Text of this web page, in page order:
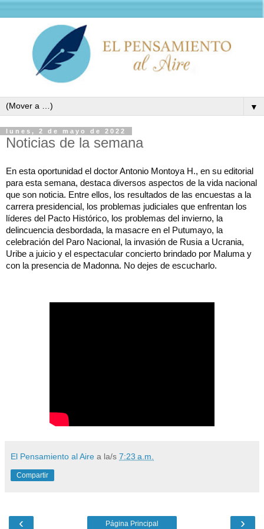
▼
lunes, 2 de mayo de 2022
Noticias de la semana
En esta oportunidad el doctor Antonio Montoya H., en su editorial
para esta semana, destaca diversos aspectos de la vida nacional
que son noticia. Entre ellos, los resultados de las encuestas a la
carrera presidencial, los problemas judiciales que enfrentan los
líderes del Pacto Histórico, los problemas del invierno, la
delincuencia desbordada, la masacre en el Putumayo, la
celebración del Paro Nacional, la invasión de Rusia a Ucrania,
Uribe a juicio y el espectacular concierto brindado por Maluma y
con la presencia de Madonna. No dejes de escucharlo.
El Pensamiento al Aire a la/s 7:23 a.m.
Compartir
‹ ›
Página Principal